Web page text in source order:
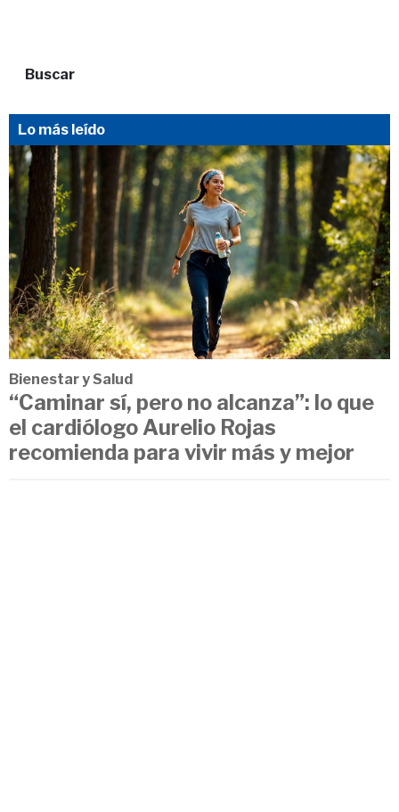
Buscar
Lo más leído
Bienestar y Salud
“Caminar sí, pero no alcanza”: lo que
el cardiólogo Aurelio Rojas
recomienda para vivir más y mejor